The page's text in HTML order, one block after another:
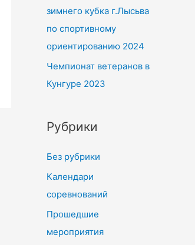
зимнего кубка г.Лысьва
по спортивному
ориентированию 2024
Чемпионат ветеранов в
Кунгуре 2023
Рубрики
Без рубрики
Календари
соревнований
Прошедшие
мероприятия